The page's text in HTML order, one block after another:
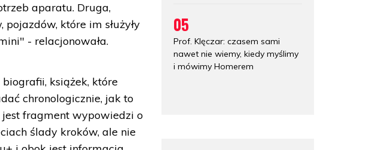
aparatu. Druga,
które im służyły
- relacjonowała.
książek, które
chronologicznie, jak to
jest fragment wypowiedzi o
ślady kroków, ale nie
05
Prof. Klęczar: czasem sami
nawet nie wiemy, kiedy myślimy
i mówimy Homerem